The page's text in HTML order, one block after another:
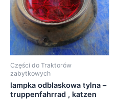
Części do Traktorów
zabytkowych
lampka odblaskowa tylna –
truppenfahrrad , katzen